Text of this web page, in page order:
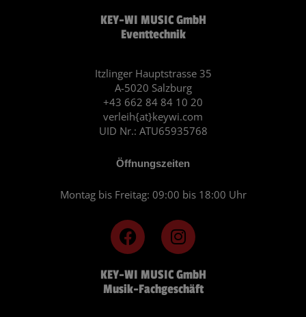
KEY-WI MUSIC GmbH
Musik-Fachgeschäft
F
a
c
e
b
I
n
s
t
a
KEY-WI MUSIC GmbH
Eventtechnik
Itzlinger Hauptstrasse 35
A-5020 Salzburg
+43 662 84 84 10 20
verleih{at}keywi.com
UID Nr.: ATU65935768
Öffnungszeiten
Montag bis Freitag: 09:00 bis 18:00 Uhr